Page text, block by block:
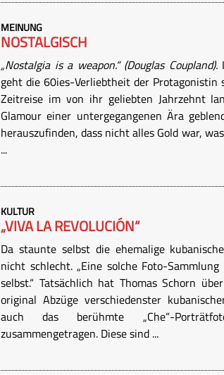
MEINUNG
NOSTALGISCH
„Nostalgia is a weapon.“ (Douglas Coupland).
geht die 60ies-Verliebtheit der
Zeitreise im von ihr geliebten Jahrzehnt
Glamour einer untergegangenen Ära
herauszufinden, dass nicht alles Gold war,
...
KULTUR
„VIVA LA REVOLUCIÓN“
Da staunte selbst die ehemalige
nicht schlecht. „Eine solche Foto-
selbst.“ Tatsächlich hat Thomas Schorn
original Abzüge verschiedenster
auch das berühmte „Che“-
zusammengetragen. Diese sind ...